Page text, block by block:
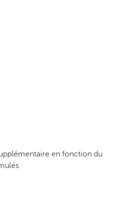
en fonction du